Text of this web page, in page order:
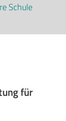
Schule
für